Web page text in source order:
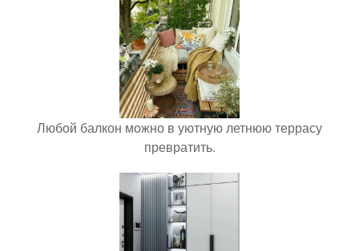
Любой балкон можно в уютную летнюю террасу
превратить.